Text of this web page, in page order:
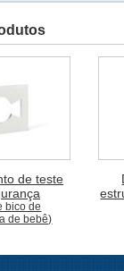
de teste
bico de
de bebê)